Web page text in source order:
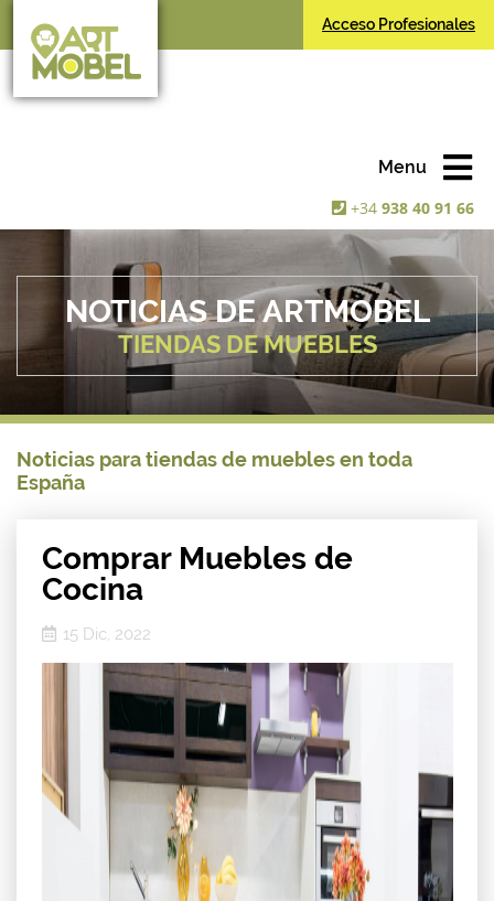
Acceso Profesionales
Menu
+34 938 40 91 66
NOTICIAS DE ARTMOBEL
TIENDAS DE MUEBLES
Noticias para tiendas de muebles en toda
España
Comprar Muebles de
Cocina
15 Dic, 2022